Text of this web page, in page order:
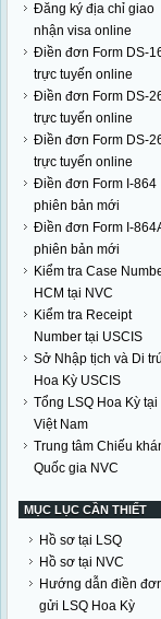
Đăng ký địa chỉ giao
nhận visa online
Điền đơn Form DS-
trực tuyến online
Điền đơn Form DS-
trực tuyến online
Điền đơn Form DS-
trực tuyến online
Điền đơn Form I-864
phiên bản mới
Điền đơn Form I-
phiên bản mới
Kiểm tra Case
HCM tại NVC
Kiểm tra Receipt
Number tại USCIS
Sở Nhập tịch và Di trú
Hoa Kỳ USCIS
Tổng LSQ Hoa Kỳ tại
Việt Nam
Trung tâm Chiếu
Quốc gia NVC
MỤC LỤC CẦN THIẾT
Hồ sơ tại LSQ
Hồ sơ tại NVC
Hướng dẫn điền
gửi LSQ Hoa Kỳ